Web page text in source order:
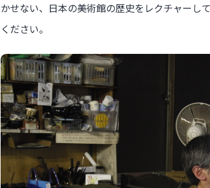
かせない、日本の美術館の歴史をレクチャーし
ください。